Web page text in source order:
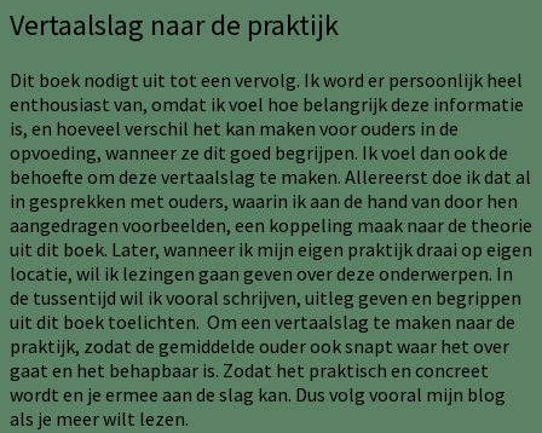
Vertaalslag naar de praktijk
Dit boek nodigt uit tot een vervolg. Ik word er persoonlijk heel
enthousiast van, omdat ik voel hoe belangrijk deze informatie
is, en hoeveel verschil het kan maken voor ouders in de
opvoeding, wanneer ze dit goed begrijpen. Ik voel dan ook de
behoefte om deze vertaalslag te maken. Allereerst doe ik dat al
in gesprekken met ouders, waarin ik aan de hand van door hen
aangedragen voorbeelden, een koppeling maak naar de theorie
uit dit boek. Later, wanneer ik mijn eigen praktijk draai op eigen
locatie, wil ik lezingen gaan geven over deze onderwerpen. In
de tussentijd wil ik vooral schrijven, uitleg geven en begrippen
uit dit boek toelichten. Om een vertaalslag te maken naar de
praktijk, zodat de gemiddelde ouder ook snapt waar het over
gaat en het behapbaar is. Zodat het praktisch en concreet
wordt en je ermee aan de slag kan. Dus volg vooral mijn blog
als je meer wilt lezen.